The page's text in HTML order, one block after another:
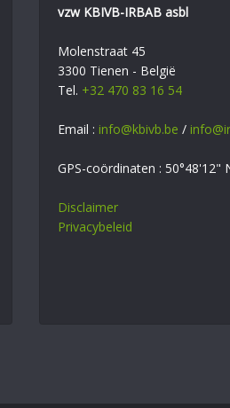
vzw KBIVB-IRBAB asbl
Molenstraat 45
3300 Tienen - België
Tel. +32 470 83 16 54
Email : info@kbivb.be /
GPS-coördinaten : 50°48'12"
Disclaimer
Privacybeleid